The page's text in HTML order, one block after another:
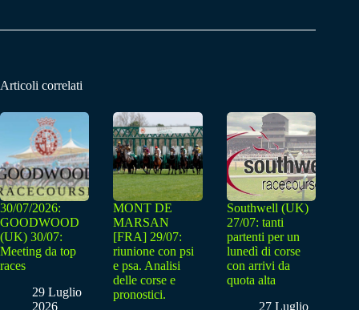
Articoli correlati
30/07/2026:
GOODWOOD
(UK) 30/07:
Meeting da top
races
29 Luglio
2026
MONT DE
MARSAN
[FRA] 29/07:
riunione con psi
e psa. Analisi
delle corse e
pronostici.
Southwell (UK)
27/07: tanti
partenti per un
lunedì di corse
con arrivi da
quota alta
27 Luglio